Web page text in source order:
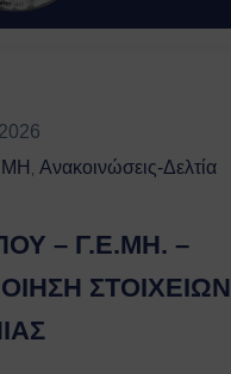
‚ Ανακοινώσεις-Δελτία
– Γ.Ε.ΜΗ. –
ΣΤΟΙΧΕΙΩΝ